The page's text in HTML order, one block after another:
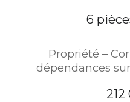
6
Propriété –
dépendances